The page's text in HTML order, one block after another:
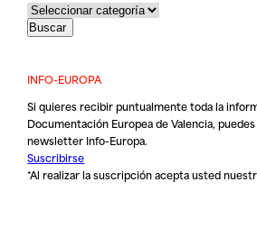
INFO-EUROPA
Si quieres recibir puntualmente toda la
Documentación Europea de Valencia,
newsletter Info-Europa.
Suscribirse
*Al realizar la suscripción acepta usted